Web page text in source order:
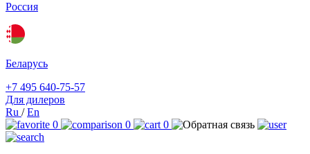
Россия
Беларусь
+7 495 640-75-57
Для дилеров
Ru /En
0
0 0